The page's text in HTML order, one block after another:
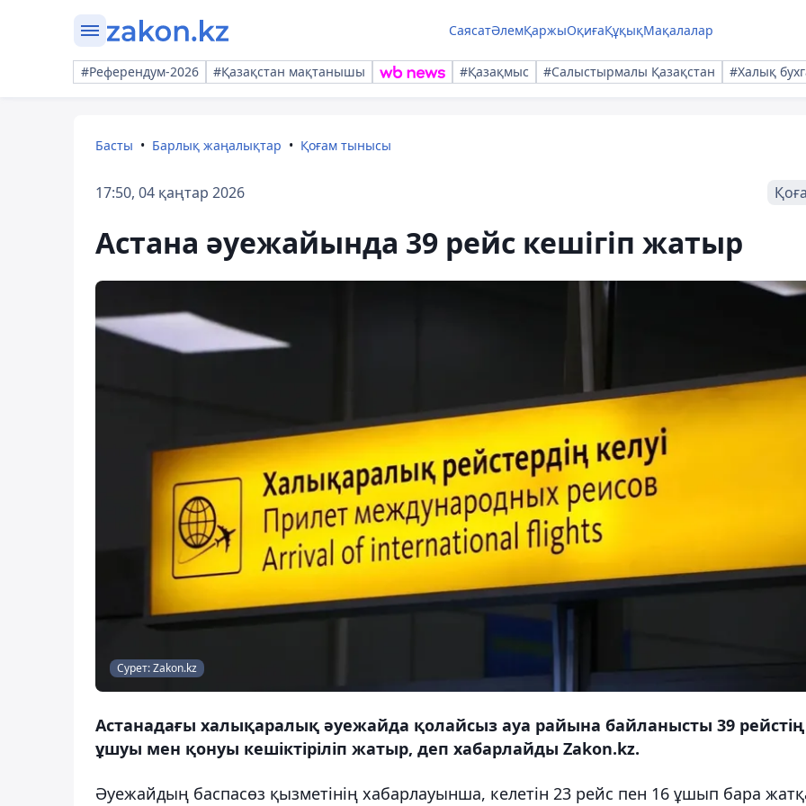
СаясатӘлемҚаржыОқиғаҚұқықМақалалар
#Референдум-2026 #Қазақстан мақтанышы #Қазақмыс #Салыстырмалы Қазақстан #Халық
Басты Барлық жаңалықтар Қоғам тынысы
17:50, 04 қаңтар 2026
Астана әуежайында 39 рейс кешігіп жатыр
Сурет: Zakon.kz
Астанадағы халықаралық әуежайда қолайсыз ауа райына байланысты 39 рейстің
ұшуы мен қонуы кешіктіріліп жатыр, деп хабарлайды Zakon.kz.
Әуежайдың баспасөз қызметінің хабарлауынша, келетін 23 рейс пен 16 ұшып бара